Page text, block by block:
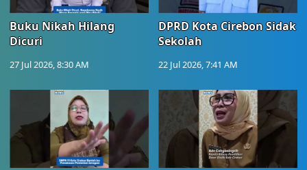
Buku Nikah Hilang
Dicuri
27 Jul 2026, 8:30 AM
DPRD Kota Cirebon Sidak
Sekolah
22 Jul 2026, 7:41 AM